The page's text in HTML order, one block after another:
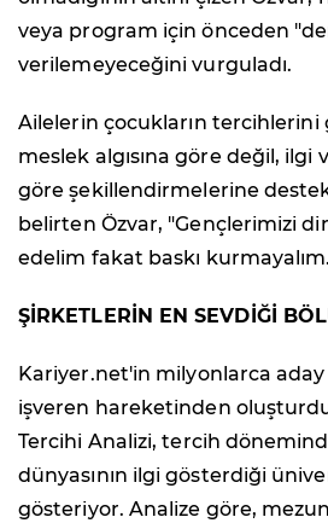
veya program için önceden
verilemeyeceğini vurguladı.
Ailelerin çocukların
meslek algısına göre değil, ilgi
göre şekillendirmelerine
belirten Özvar, "Gençlerimizi
edelim fakat baskı
ŞİRKETLERİN EN SEVDİĞİ
Kariyer.net'in milyonlarca
işveren hareketinden
Tercihi Analizi, tercih
dünyasının ilgi gösterdiği
gösteriyor. Analize göre,